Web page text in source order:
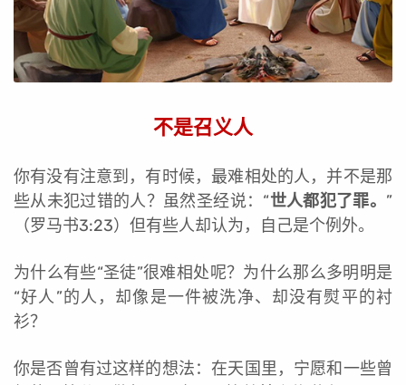
不是召义人
你有没有注意到，有时候，最难相处的人，并不是那
些从未犯过错的人？虽然圣经说：“世人都犯了罪。 ”
（罗马书3:23）但有些人却认为，自己是个例外。
为什么有些“圣徒”很难相处呢？为什么那么多明明是
“好人”的人，却像是一件被洗净、却没有熨平的衬
衫？
你是否曾有过这样的想法：在天国里，宁愿和一些曾